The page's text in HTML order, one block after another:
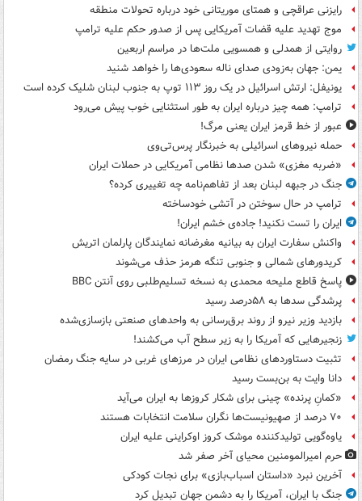
رایزنی عراقچی و همتای موریتانی خود درباره تحولات منطقه
موج تهدید علیه قضات آمریکایی پس از صدور حکم علیه ترامپ
روایتی از همدلی و همسویی ملت‌ها در مراسم اربعین
یمن: جهان به‌زودی صدای ناله سعودی‌ها را خواهد شنید
یونیفل: ارتش اسرائیل در یک روز ۱۱۳ توپ به جنوب لبنان شلیک کرده است
ترامپ: همه چیز درباره ایران به طور استثنایی خوب پیش می‌رود
عبور از خط قرمز ایران یعنی مرگ!
حمله نیروهای اسرائیلی به خبرنگار پرس‌تی‌وی
«ضربه مغزی» شدن صدها نظامی آمریکایی در حملات ایران
جنگ در جبهه لبنان بعد از تفاهم‌نامه چه تغییری کرده؟
ترامپ در حال سوختن در آتشی خودساخته
ایران را تست نکنید! جاده‌ی خشم ایران!
واکنش سفارت ایران به بیانیه مغرضانه نمایندگان پارلمان اتریش
کریدورهای شمالی و جنوبی تنگه هرمز حذف می‌شوند
پاسخ قاطع ملیحه محمدی به نسخه تسلیم‌طلبی روی آنتن BBC
پرشدگی سدها به ۵۸درصد رسید
بازدید وزیر نیرو از روند برق‌رسانی به واحدهای صنعتی بازسازی‌شده
زنجیرهایی که آمریکا را به زیر سطح آب می‌کشند!
تثبیت دستاوردهای نظامی ایران در مرزهای غربی در سایه جنگ رمضان
دانا وایت به بن‌بست رسید
«کمانِ پرنده» چینی برای شکار کروزها به ایران می‌آید
۷۰ درصد از صهیونیست‌ها نگران سلامت انتخابات هستند
یاوه‌گویی تولیدکننده موشک کروز اوکراینی علیه ایران
حرم امیرالمومنین محیای آخر صفر شد
آخرین نبرد «داستان اسباب‌بازی» برای نجات کودکی
جنگ با ایران، آمریکا را به دشمن جهان تبدیل کرد